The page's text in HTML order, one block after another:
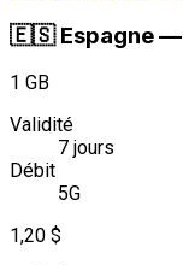
🇪🇸 Espagne—
1 GB
Validité
7 jours
Débit
5G
1,20 $